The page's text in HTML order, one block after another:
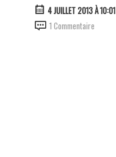
4 JUILLET 2013 À 10:01
1 Commentaire